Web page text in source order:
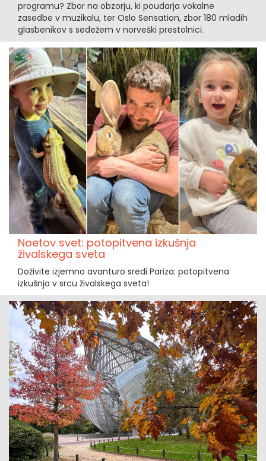
programu? Zbor na obzorju, ki poudarja vokalne
zasedbe v muzikalu, ter Oslo Sensation, zbor 180 mladih
glasbenikov s sedežem v norveški prestolnici.
Noetov svet: potopitvena izkušnja
živalskega sveta
Doživite izjemno avanturo sredi Pariza: potopitvena
izkušnja v srcu živalskega sveta!